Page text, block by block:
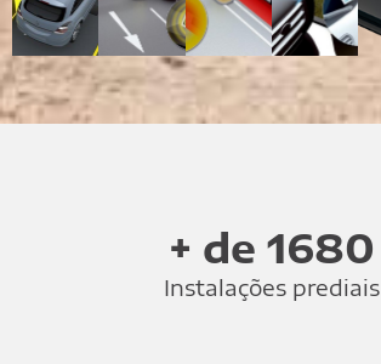
+ de 1680
Instalações prediais